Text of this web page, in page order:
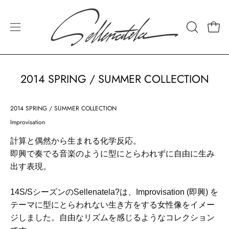
contentOpen
OPEN
2014 SPRING / SUMMER COLLECTION
2014 SPRING / SUMMER COLLECTION
Improvisation
計算と偶然から生まれる化学反応。
即興で奏でる音楽のように型にとらわれずに自由に生み
出す表現。
14S/SシーズンのSellenatela?は、Improvisation (即興) を
テーマに型にとらわれない生き方をする女性像をイメー
ジしました。自由なリズムを感じるようなコレクション